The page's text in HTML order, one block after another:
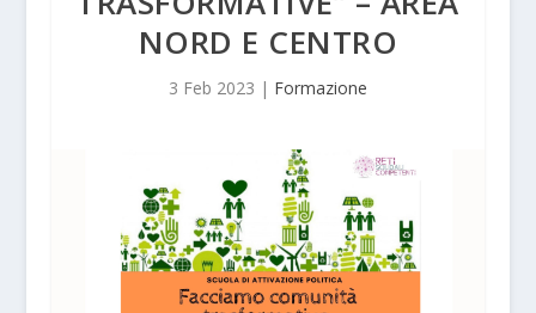
NORD E CENTRO
3 Feb 2023 | Formazione